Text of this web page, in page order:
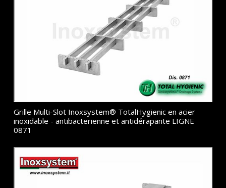
Grille Multi-Slot Inoxsystem® TotalHygienic en acier
inoxidable - antibacterienne et antidérapante LIGNE
0871